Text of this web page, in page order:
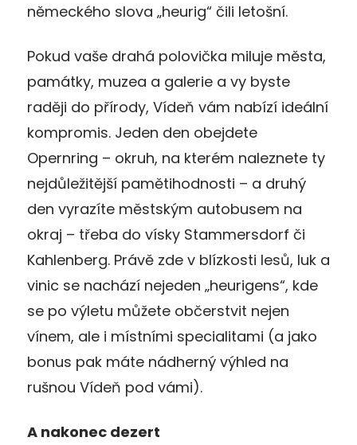
německého slova „heurig“ čili letošní.
Pokud vaše drahá polovička miluje města,
památky, muzea a galerie a vy byste
raději do přírody, Vídeň vám nabízí ideální
kompromis. Jeden den obejdete
Opernring – okruh, na kterém naleznete ty
nejdůležitější pamětihodnosti – a druhý
den vyrazíte městským autobusem na
okraj – třeba do vísky Stammersdorf či
Kahlenberg. Právě zde v blízkosti lesů, luk a
vinic se nachází nejeden „heurigens“, kde
se po výletu můžete občerstvit nejen
vínem, ale i místními specialitami (a jako
bonus pak máte nádherný výhled na
rušnou Vídeň pod vámi).
A nakonec dezert